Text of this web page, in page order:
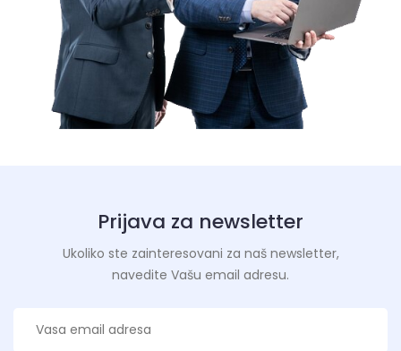
Prijava za newsletter
Ukoliko ste zainteresovani za naš newsletter,
navedite Vašu email adresu.